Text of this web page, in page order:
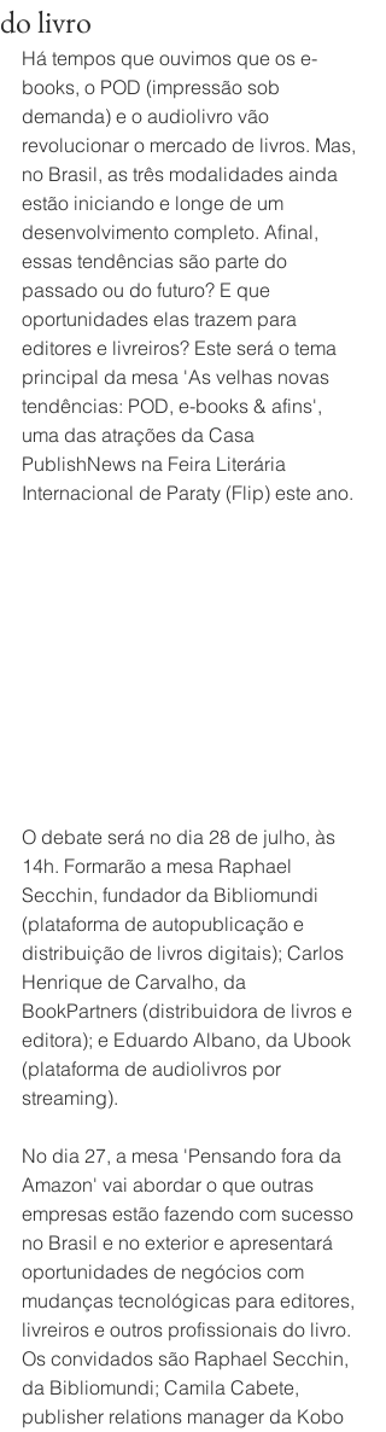
do livro
Há tempos que ouvimos que os e-
books, o POD (impressão sob
demanda) e o audiolivro vão
revolucionar o mercado de livros. Mas,
no Brasil, as três modalidades ainda
estão iniciando e longe de um
desenvolvimento completo. Afinal,
essas tendências são parte do
passado ou do futuro? E que
oportunidades elas trazem para
editores e livreiros? Este será o tema
principal da mesa 'As velhas novas
tendências: POD, e-books & afins',
uma das atrações da Casa
PublishNews na Feira Literária
Internacional de Paraty (Flip) este ano.
O debate será no dia 28 de julho, às
14h. Formarão a mesa Raphael
Secchin, fundador da Bibliomundi
(plataforma de autopublicação e
distribuição de livros digitais); Carlos
Henrique de Carvalho, da
BookPartners (distribuidora de livros e
editora); e Eduardo Albano, da Ubook
(plataforma de audiolivros por
streaming).
No dia 27, a mesa 'Pensando fora da
Amazon' vai abordar o que outras
empresas estão fazendo com sucesso
no Brasil e no exterior e apresentará
oportunidades de negócios com
mudanças tecnológicas para editores,
livreiros e outros profissionais do livro.
Os convidados são Raphael Secchin,
da Bibliomundi; Camila Cabete,
publisher relations manager da Kobo